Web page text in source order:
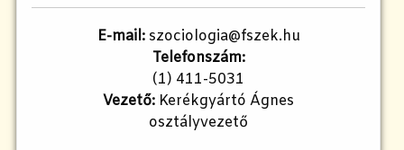
E-mail:szociologia@fszek.hu
Telefonszám:
(1) 411-5031
Vezető: Kerékgyártó Ágnes
osztályvezető